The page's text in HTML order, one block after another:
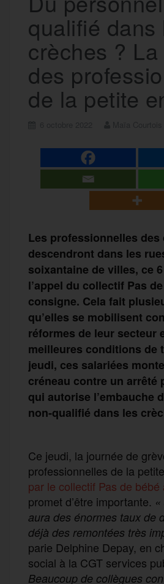
qualifié dans
crèches ?
des
de la petite
Les professionnelles des
descendront dans les
soixantaine de villes, ce
l’appel du collectif Pas
consigne. Cela fait
qu’elles se mobilisent
réformes de leur secteur
meilleures conditions de
jeudi, ces salariées
créneau contre un arrêté
qui autorise l’embauche
non-qualifié dans les
Ce jeudi, la journée de
professionnelles de la
par le collectif Pas de bébé
promet d’être importante.
aura des énormes taux de
déjà des remontées très
parie Delphine Depay, en
social à la CGT services
Beaucoup de collègues